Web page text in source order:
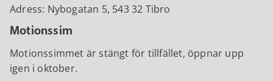
Adress: Nybogatan 5, 543 32 Tibro
Motionssim
Motionssimmet är stängt för tillfället, öppnar upp
igen i oktober.